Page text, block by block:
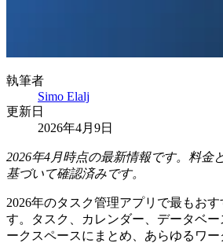
執筆者
Simo Elalj
更新日
2026年4月9日
2026年4月時点の最新情報です。料金
基づいて確認済みです。
2026年のタスク管理アプリで最もお
す。タスク、カレンダー、データベ
ークスペースにまとめ、あらゆるワ